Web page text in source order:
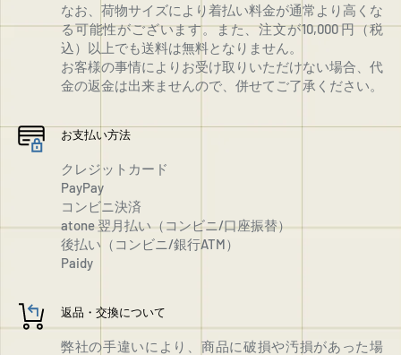
なお、荷物サイズにより着払い料金が通常より高くな
る可能性がございます。また、注文が10,000 円（税
込）以上でも送料は無料となりません。
お客様の事情によりお受け取りいただけない場合、代
金の返金は出来ませんので、併せてご了承ください。
お支払い方法
クレジットカード
PayPay
コンビニ決済
atone 翌月払い（コンビニ/口座振替）
後払い（コンビニ/銀行ATM）
Paidy
返品・交換について
弊社の手違いにより、商品に破損や汚損があった場